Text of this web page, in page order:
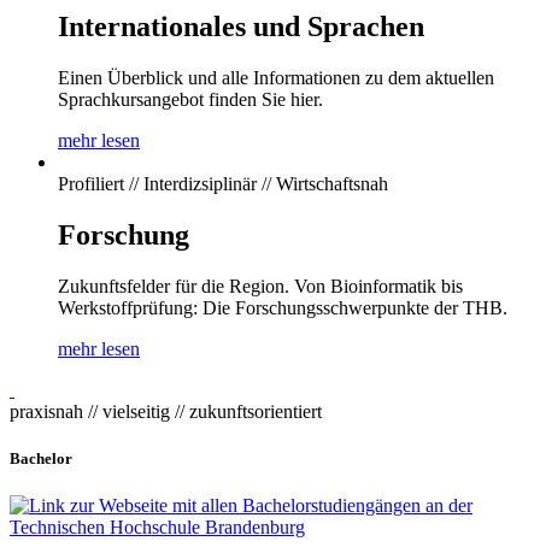
Internationales und Sprachen
Einen Überblick und alle Informationen zu dem aktuellen
Sprachkursangebot finden Sie hier.
mehr lesen
Profiliert // Interdizsiplinär // Wirtschaftsnah
Forschung
Zukunftsfelder für die Region. Von Bioinformatik bis
Werkstoffprüfung: Die Forschungsschwerpunkte der THB.
mehr lesen
praxisnah // vielseitig // zukunftsorientiert
Bachelor